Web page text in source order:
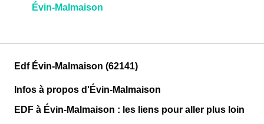
Évin-Malmaison
Edf Évin-Malmaison (62141)
Infos à propos d'Évin-Malmaison
EDF à Évin-Malmaison : les liens pour aller plus loin